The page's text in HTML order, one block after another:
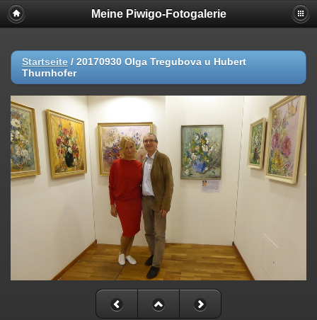
Meine Piwigo-Fotogalerie
Startseite / 20170930 Olga Tregubova u Hubert
Thurnhofer